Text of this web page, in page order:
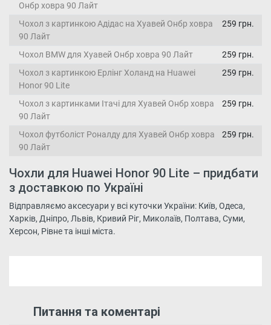
Онбр ховра 90 Лайт
Чохол з картинкою Адідас на Хуавей Онбр ховра
90 Лайт
259 грн.
Чохол BMW для Хуавей Онбр ховра 90 Лайт
259 грн.
Чохол з картинкою Ерлінг Холанд на Huawei
Honor 90 Lite
259 грн.
Чохол з картинками Ітачі для Хуавей Онбр ховра
90 Лайт
259 грн.
Чохол футболіст Роналду для Хуавей Онбр ховра
90 Лайт
259 грн.
Чохли для Huawei Honor 90 Lite – придбати
з доставкою по Україні
Відправляємо аксесуари у всі куточки України: Київ, Одеса,
Харків, Дніпро, Львів, Кривий Ріг, Миколаїв, Полтава, Суми,
Херсон, Рівне та інші міста.
Питання та коментарі